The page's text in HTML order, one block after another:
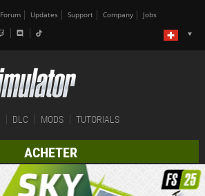
Forum Updates Support Company Jobs
DLC MODS TUTORIALS
ACHETER